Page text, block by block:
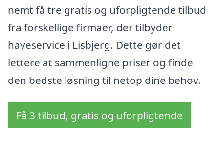
nemt få tre gratis og uforpligtende tilbud
fra forskellige firmaer, der tilbyder
haveservice i Lisbjerg. Dette gør det
lettere at sammenligne priser og finde
den bedste løsning til netop dine behov.
Få 3 tilbud, gratis og uforpligtende